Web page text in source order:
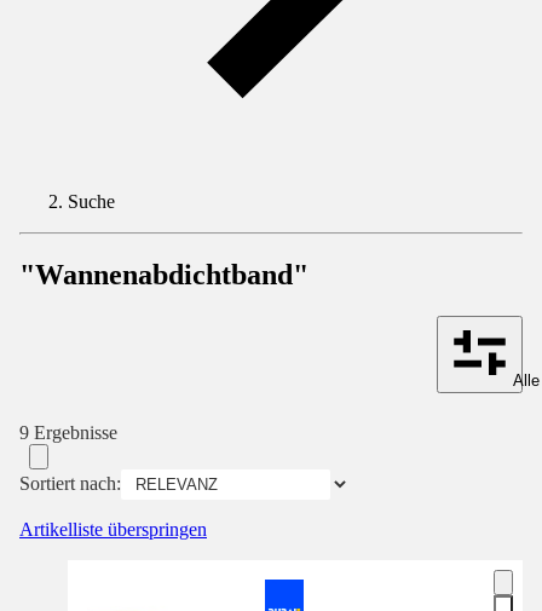
Suche
"Wannenabdichtband"
9 Ergebnisse
Sortiert nach:
Artikelliste überspringen